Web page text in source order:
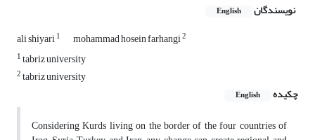
نویسندگان English
ali shiyari1 mohammad hosein farhangi2
1tabriz university
2tabriz university
چکیده
English
Considering Kurds living on the border of the four countries of